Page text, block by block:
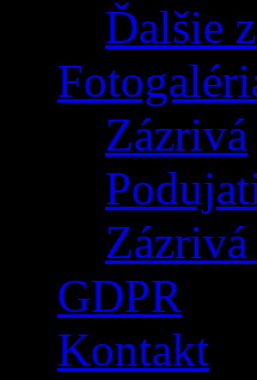
Ďalšie
Zázrivá
GDPR
Kontakt